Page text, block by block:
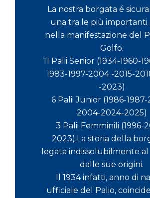
La nostra borgata é
una tra le più importanti
nella manifestazione del
Golfo.
11 Palii Senior (1934-1960-
1983-1997-2004 -2015-
-2023)
6 Palii Junior (1986-
2004-2024-2025)
3 Palii Femminili (1996-
2023).La storia della
legata indissolubilmente
dalle sue origini.
Il 1934 infatti, anno di
ufficiale del Palio,